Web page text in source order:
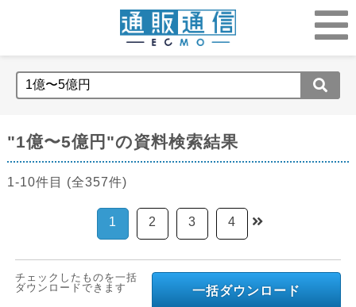
"1億〜5億円"の資料検索結果
1-10件目 (全357件)
1 2 3 4
一括ダウンロード
チェックしたものを一括
ダウンロードできます